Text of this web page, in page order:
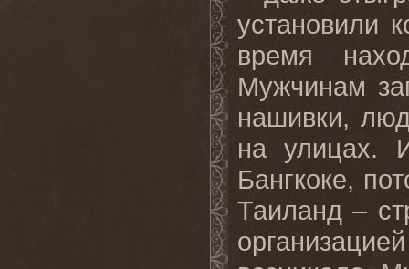
установили
время
Мужчинам
нашивки,
на улицах.
Бангкоке,
Таиланд –